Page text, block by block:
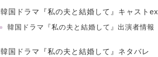
韓国ドラマ『私の夫と結婚して』キャストex
韓国ドラマ『私の夫と結婚して』出演者情報
韓国ドラマ『私の夫と結婚して』ネタバレ